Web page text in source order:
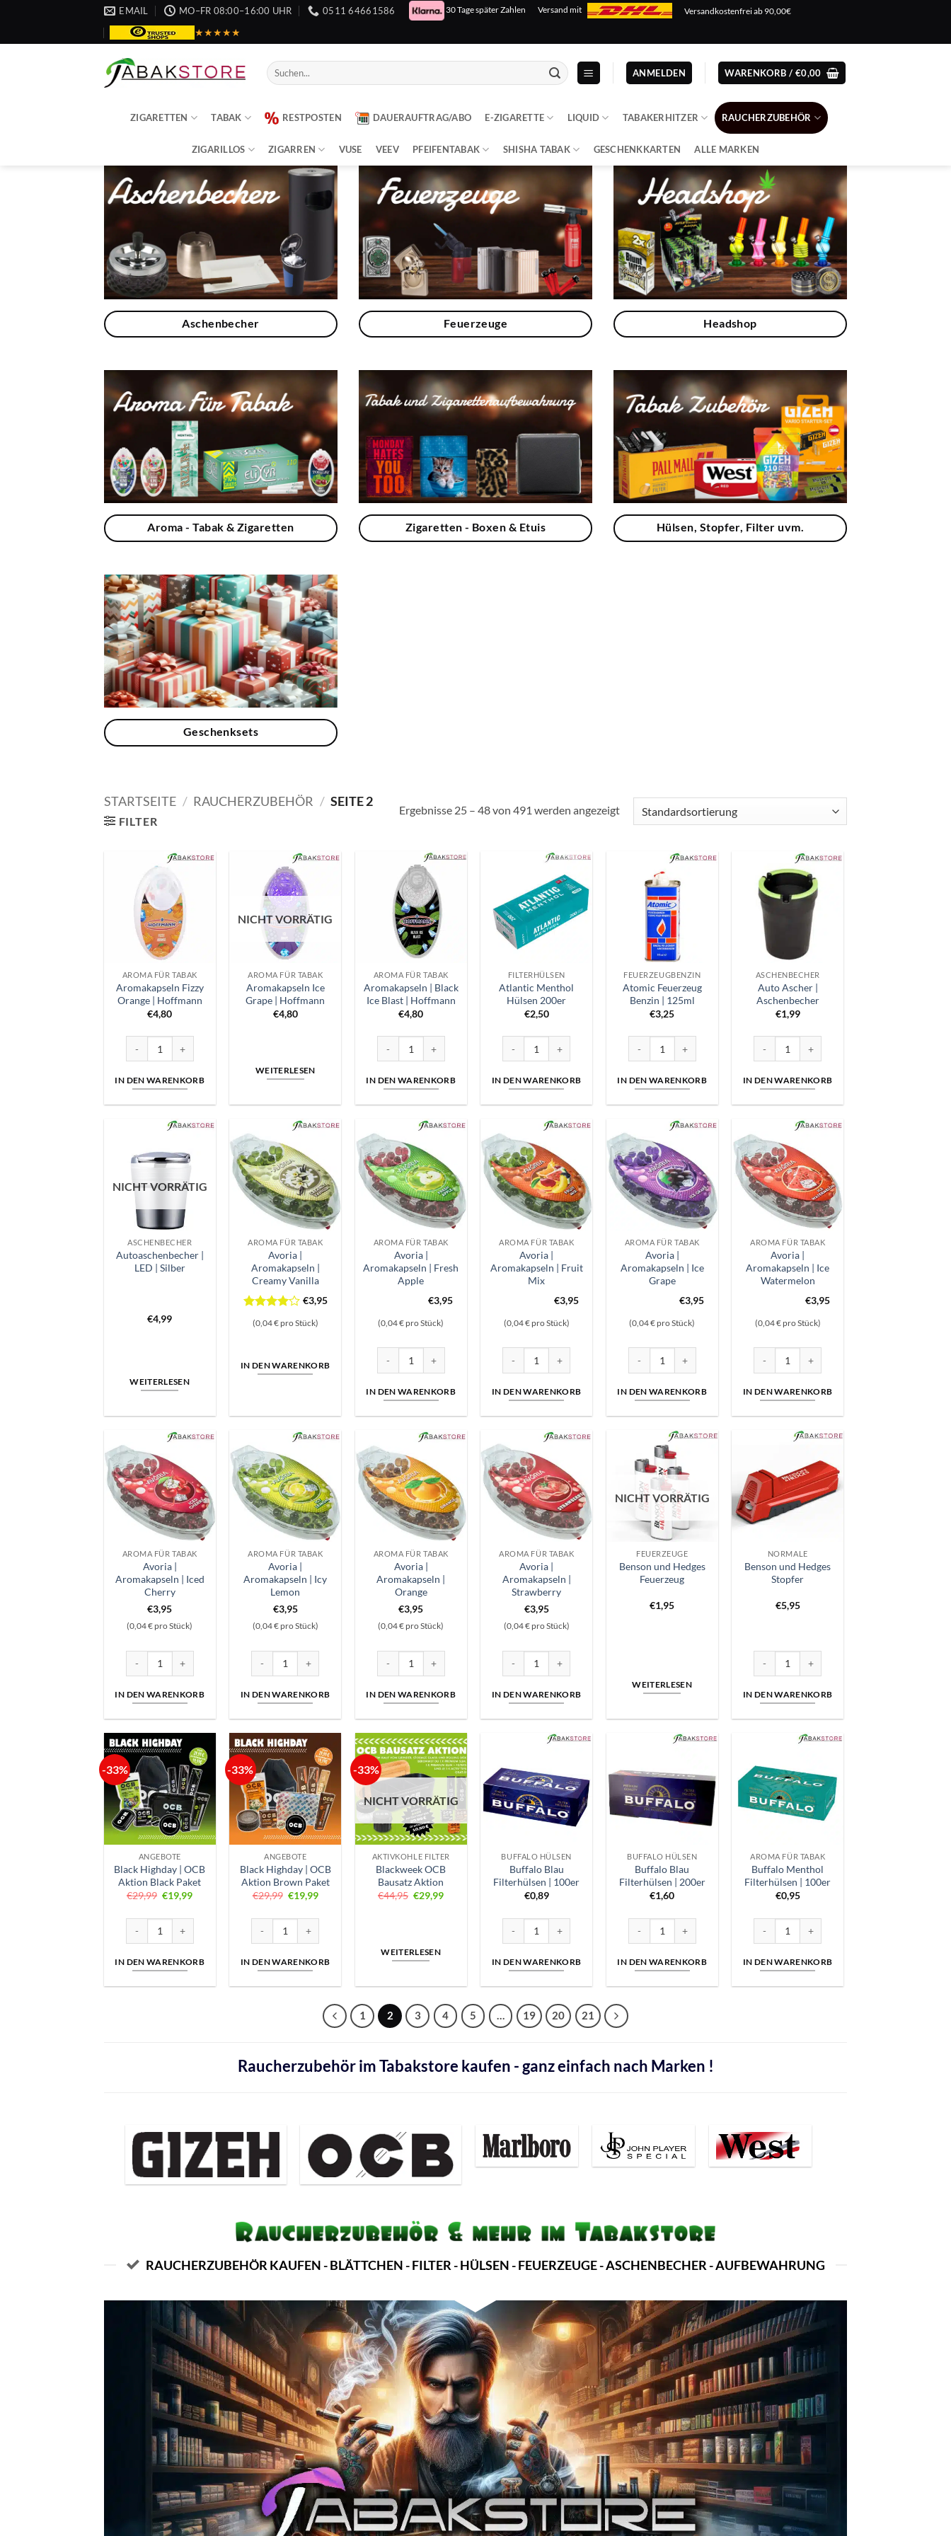
springen
EMAIL MO–FR 08:00–16:00 UHR 0511 64661586 30 Tage später Zahlen Versand mit Versandkostenfrei ab 90,00€
★★★★★
Suche
nach:
ANMELDEN WARENKORB / €0,00
ZIGARETTEN TABAK RESTPOSTEN DAUERAUFTRAG/ABO E-ZIGARETTE LIQUID TABAKERHITZER RAUCHERZUBEHÖR
ZIGARILLOS ZIGARREN VUSE VEEV PFEIFENTABAK SHISHA TABAK GESCHENKKARTEN ALLE MARKEN
Aschenbecher Feuerzeuge Headshop
Aroma - Tabak & Zigaretten Zigaretten - Boxen & Etuis Hülsen, Stopfer, Filter uvm.
Geschenksets
STARTSEITE / RAUCHERZUBEHÖR / SEITE 2
FILTER
Ergebnisse 25 – 48 von 491 werden angezeigt
AROMA FÜR TABAK
Aromakapseln Fizzy
Orange | Hoffmann
€4,80
IN DEN WARENKORB
NICHT VORRÄTIG
AROMA FÜR TABAK
Aromakapseln Ice
Grape | Hoffmann
€4,80
WEITERLESEN
AROMA FÜR TABAK
Aromakapseln | Black
Ice Blast | Hoffmann
€4,80
IN DEN WARENKORB
FILTERHÜLSEN
Atlantic Menthol
Hülsen 200er
€2,50
IN DEN WARENKORB
FEUERZEUGBENZIN
Atomic Feuerzeug
Benzin | 125ml
€3,25
IN DEN WARENKORB
ASCHENBECHER
Auto Ascher |
Aschenbecher
€1,99
IN DEN WARENKORB
NICHT VORRÄTIG
ASCHENBECHER
Autoaschenbecher |
LED | Silber
€4,99
WEITERLESEN
AROMA FÜR TABAK
Avoria |
Aromakapseln |
Creamy Vanilla
Bewertet
mit4
€3,95
(0,04 € pro Stück)
IN DEN WARENKORB
AROMA FÜR TABAK
Avoria |
Aromakapseln | Fresh
Apple
€3,95
(0,04 € pro Stück)
IN DEN WARENKORB
AROMA FÜR TABAK
Avoria |
Aromakapseln | Fruit
Mix
€3,95
(0,04 € pro Stück)
IN DEN WARENKORB
AROMA FÜR TABAK
Avoria |
Aromakapseln | Ice
Grape
€3,95
(0,04 € pro Stück)
IN DEN WARENKORB
AROMA FÜR TABAK
Avoria |
Aromakapseln | Ice
Watermelon
€3,95
(0,04 € pro Stück)
IN DEN WARENKORB
AROMA FÜR TABAK
Avoria |
Aromakapseln | Iced
Cherry
€3,95
(0,04 € pro Stück)
IN DEN WARENKORB
AROMA FÜR TABAK
Avoria |
Aromakapseln | Icy
Lemon
€3,95
(0,04 € pro Stück)
IN DEN WARENKORB
AROMA FÜR TABAK
Avoria |
Aromakapseln |
Orange
€3,95
(0,04 € pro Stück)
IN DEN WARENKORB
AROMA FÜR TABAK
Avoria |
Aromakapseln |
Strawberry
€3,95
(0,04 € pro Stück)
IN DEN WARENKORB
NICHT VORRÄTIG
FEUERZEUGE
Benson und Hedges
Feuerzeug
€1,95
WEITERLESEN
NORMALE
Benson und Hedges
Stopfer
€5,95
IN DEN WARENKORB
-33%
ANGEBOTE
Black Highday | OCB
Aktion Black Paket
€29,99 Ursprünglicher
Preis
€19,99Aktueller
IN DEN WARENKORB
-33%
ANGEBOTE
Black Highday | OCB
Aktion Brown Paket
€29,99 Ursprünglicher
Preis
€19,99Aktueller
IN DEN WARENKORB
-33%
NICHT VORRÄTIG
AKTIVKOHLE FILTER
Blackweek OCB
Bausatz Aktion
€44,95 Ursprünglicher
Preis
€29,99Aktueller
WEITERLESEN
BUFFALO HÜLSEN
Buffalo Blau
Filterhülsen | 100er
€0,89
IN DEN WARENKORB
BUFFALO HÜLSEN
Buffalo Blau
Filterhülsen | 200er
€1,60
IN DEN WARENKORB
AROMA FÜR TABAK
Buffalo Menthol
Filterhülsen | 100er
€0,95
IN DEN WARENKORB
1 2 3 4 5 … 19 20 21
Raucherzubehör im Tabakstore kaufen - ganz einfach nach Marken !
RAUCHERZUBEHÖR KAUFEN - BLÄTTCHEN - FILTER - HÜLSEN - FEUERZEUGE - ASCHENBECHER - AUFBEWAHRUNG